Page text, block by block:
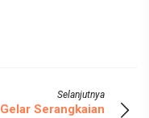
Selanjutnya
Gelar Serangkaian